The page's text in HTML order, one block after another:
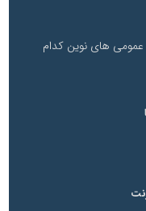
عمومی های نوین کدام